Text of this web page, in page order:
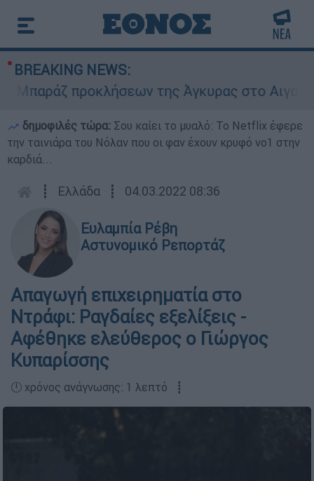
BREAKING NEWS:
προκλήσεων της Άγκυρας στο Αιγαίο:
δημοφιλές τώρα: Σου καίει το μυαλό: Το Netflix έφερε
την ταινιάρα του Νόλαν που οι φαν έχουν κρυφό νο1 στην
καρδιά...
┋ Ελλάδα ┋ 04.03.2022 08:36
Ευλαμπία Ρέβη
Αστυνομικό Ρεπορτάζ
Απαγωγή επιχειρηματία στο
Ντράφι: Ραγδαίες εξελίξεις -
Αφέθηκε ελεύθερος ο Γιώργος
Κυπαρίσσης
🕛 χρόνος ανάγνωσης: 1 λεπτό ┋